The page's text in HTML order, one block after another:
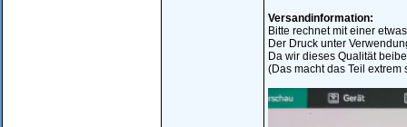
Versandinformation:
Bitte rechnet mit einer
Der Druck unter
Da wir dieses Qualität
(Das macht das Teil extrem